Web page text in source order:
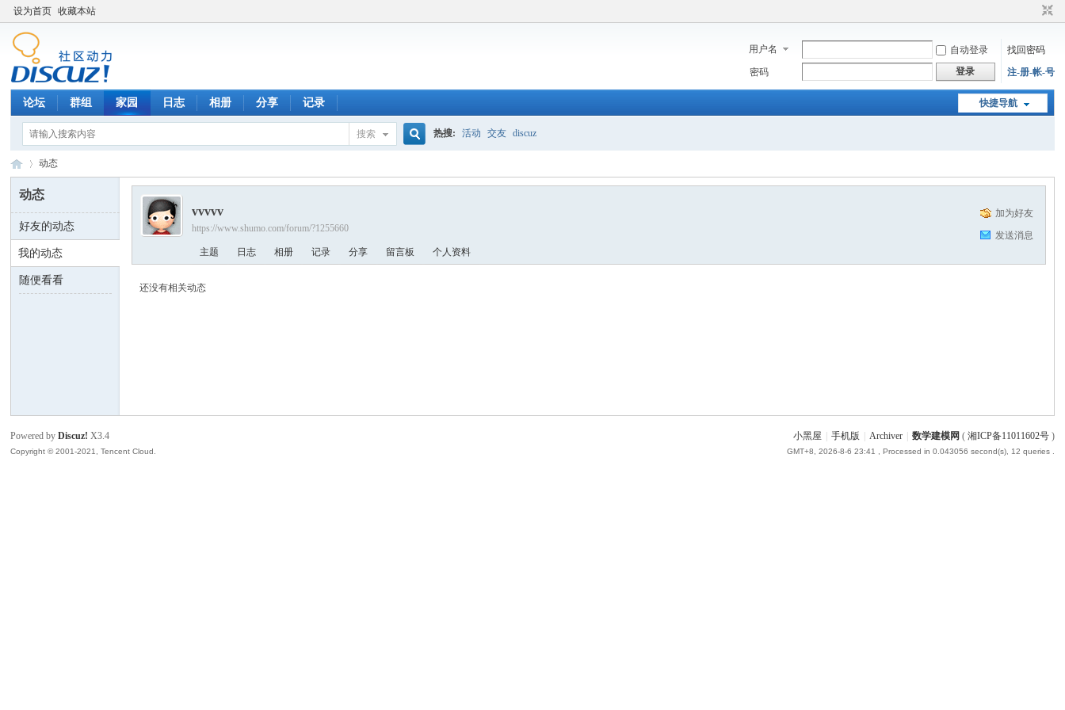
设为首页 收藏本站
用户名 自动登录
找回密码
密码
登录 注-册-帐-号
快捷导航
论坛 群组 家园 日志 相册 分享 记录
搜索 热搜: 活动 交友 discuz
数 ›
动态
动态
好友的动态
我的动态
随便看看
加为好友
发送消息
vvvvv
https://www.shumo.com/forum/?1255660
主题 日志 相册 记录 分享 留言板 个人资料
还没有相关动态
小黑屋 手机版 Archiver 数学建模网 ( 湘ICP备11011602号)
GMT+8, 2026-8-6 23:41 , Processed in 0.043056 second(s), 12 queries .
Powered byDiscuz! X3.4
Copyright © 2001-2021, Tencent Cloud.